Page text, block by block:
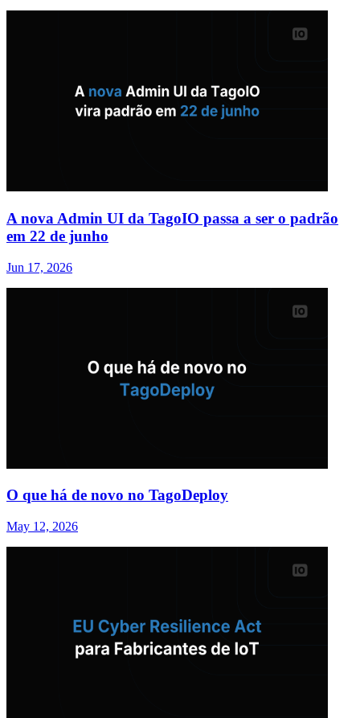
A nova Admin UI da TagoIO passa a ser o padrão
em 22 de junho
Jun 17, 2026
O que há de novo no TagoDeploy
May 12, 2026